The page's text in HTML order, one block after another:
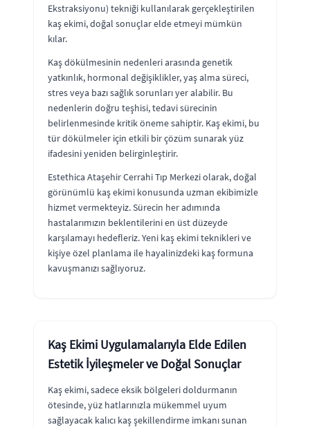
Ekstraksiyonu) tekniği kullanılarak gerçekleştirilen
kaş ekimi, doğal sonuçlar elde etmeyi mümkün
kılar.
Kaş dökülmesinin nedenleri arasında genetik
yatkınlık, hormonal değişiklikler, yaş alma süreci,
stres veya bazı sağlık sorunları yer alabilir. Bu
nedenlerin doğru teşhisi, tedavi sürecinin
belirlenmesinde kritik öneme sahiptir. Kaş ekimi, bu
tür dökülmeler için etkili bir çözüm sunarak yüz
ifadesini yeniden belirginleştirir.
Estethica Ataşehir Cerrahi Tıp Merkezi olarak, doğal
görünümlü kaş ekimi konusunda uzman ekibimizle
hizmet vermekteyiz. Sürecin her adımında
hastalarımızın beklentilerini en üst düzeyde
karşılamayı hedefleriz. Yeni kaş ekimi teknikleri ve
kişiye özel planlama ile hayalinizdeki kaş formuna
kavuşmanızı sağlıyoruz.
Kaş Ekimi Uygulamalarıyla Elde Edilen
Estetik İyileşmeler ve Doğal Sonuçlar
Kaş ekimi, sadece eksik bölgeleri doldurmanın
ötesinde, yüz hatlarınızla mükemmel uyum
sağlayacak kalıcı kaş şekillendirme imkanı sunan